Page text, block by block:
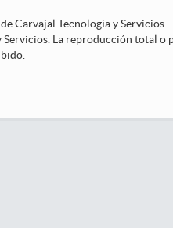
Carvajal Tecnología y Servicios.
Servicios. La reproducción total o